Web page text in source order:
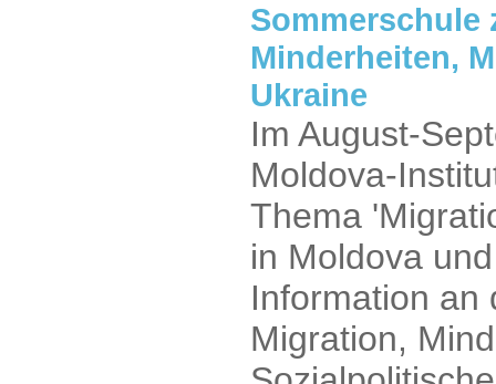
Sommerschule
Minderheiten,
Ukraine
Im August-
Moldova-
Thema
in Moldova
Information an
Migration,